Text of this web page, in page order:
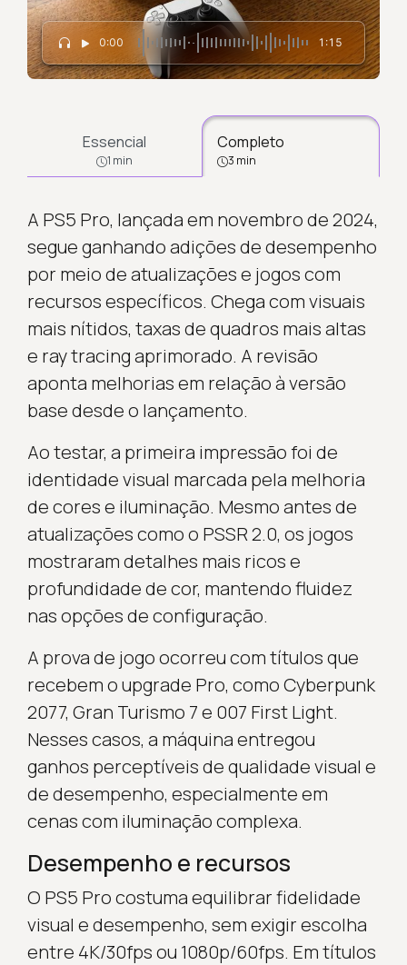
0:00 1:15
Essencial
1 min
Completo
3 min
A PS5 Pro, lançada em novembro de 2024,
segue ganhando adições de desempenho
por meio de atualizações e jogos com
recursos específicos. Chega com visuais
mais nítidos, taxas de quadros mais altas
e ray tracing aprimorado. A revisão
aponta melhorias em relação à versão
base desde o lançamento.
Ao testar, a primeira impressão foi de
identidade visual marcada pela melhoria
de cores e iluminação. Mesmo antes de
atualizações como o PSSR 2.0, os jogos
mostraram detalhes mais ricos e
profundidade de cor, mantendo fluidez
nas opções de configuração.
A prova de jogo ocorreu com títulos que
recebem o upgrade Pro, como Cyberpunk
2077, Gran Turismo 7 e 007 First Light.
Nesses casos, a máquina entregou
ganhos perceptíveis de qualidade visual e
de desempenho, especialmente em
cenas com iluminação complexa.
Desempenho e recursos
O PS5 Pro costuma equilibrar fidelidade
visual e desempenho, sem exigir escolha
entre 4K/30fps ou 1080p/60fps. Em títulos